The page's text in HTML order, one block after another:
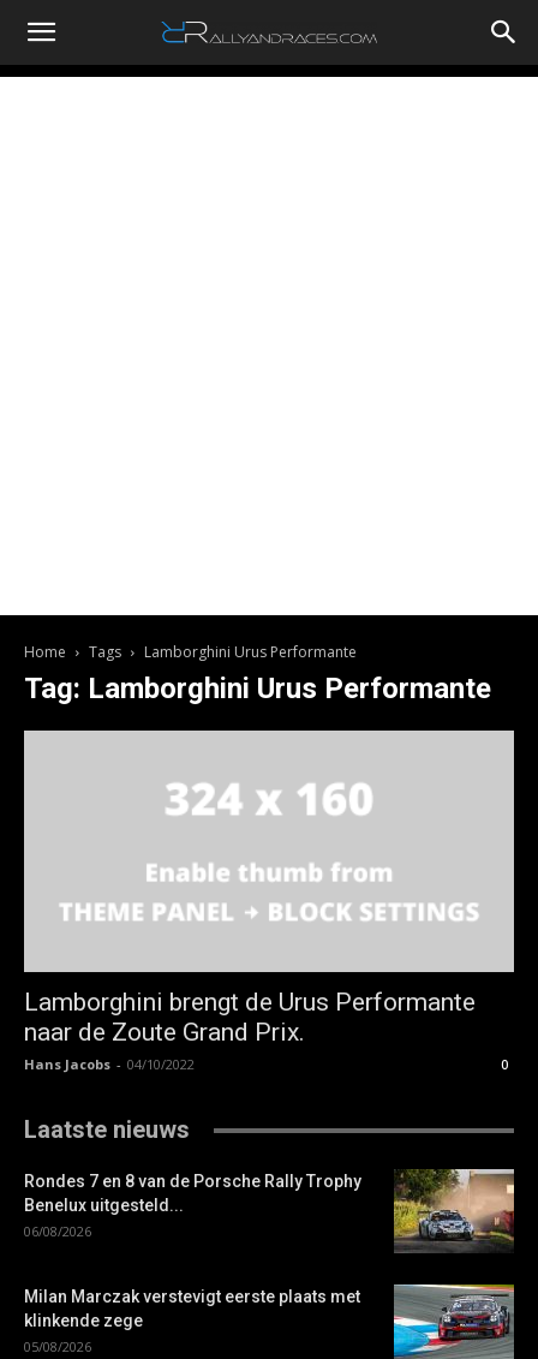
RallyandRaces.com
Home Tags Lamborghini Urus Performante
Tag: Lamborghini Urus Performante
Lamborghini brengt de Urus Performante
naar de Zoute Grand Prix.
Hans Jacobs - 04/10/2022 0
Laatste nieuws
Rondes 7 en 8 van de Porsche Rally Trophy
Benelux uitgesteld...
06/08/2026
Milan Marczak verstevigt eerste plaats met
klinkende zege
05/08/2026